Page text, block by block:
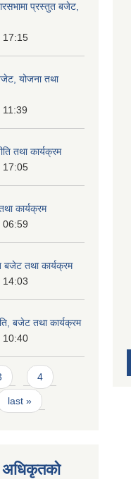
प्रस्तुत बजेट,
17:15
योजना तथा
तथा कार्यक्रम
17:05
कार्यक्रम
06:59
बजेट तथा कार्यक्रम
14:03
बजेट तथा कार्यक्रम
10:40
4
last »